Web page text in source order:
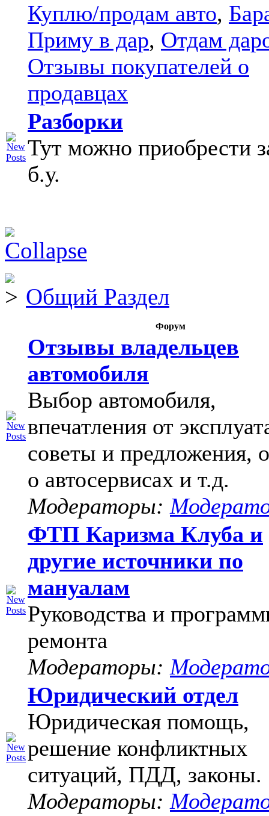
Куплю/продам авто,
Приму в дар, Отдам
Отзывы покупателей о
продавцах
Разборки
Тут можно приобрести
б.у.
Общий Раздел
Форум
Отзывы владельцев
автомобиля
Выбор автомобиля,
впечатления от
советы и предложения,
о автосервисах и т.д.
Модераторы:
ФТП Каризма Клуба и
другие источники по
мануалам
Руководства и
ремонта
Модераторы:
Юридический отдел
Юридическая помощь,
решение конфликтных
ситуаций, ПДД, законы.
Модераторы: